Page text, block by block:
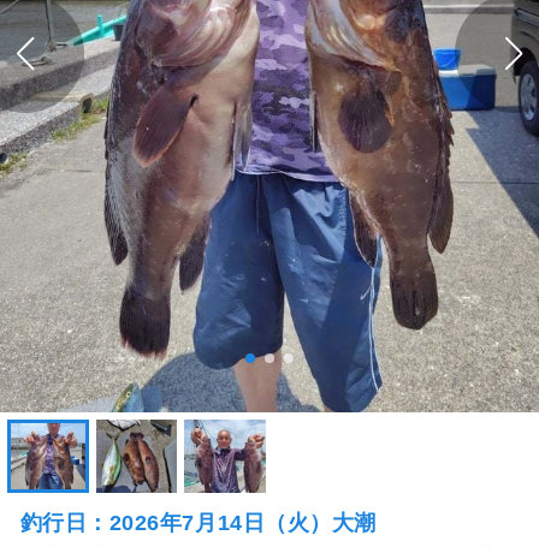
釣行日：2026年7月14日（火）大潮